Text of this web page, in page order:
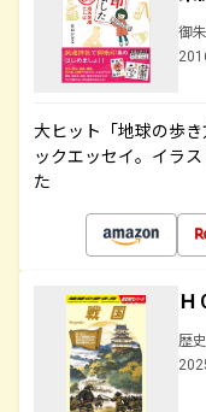
御
大ヒット「地球の歩
ックエッセイ。イラ
た
歴